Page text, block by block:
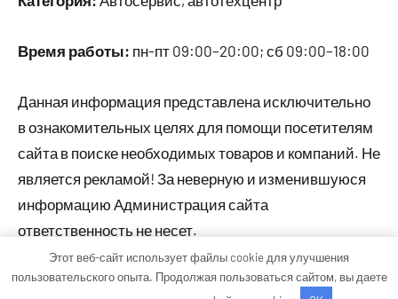
Время работы: пн-пт 09:00–20:00; сб 09:00–18:00
Данная информация представлена исключительно
в ознакомительных целях для помощи посетителям
сайта в поиске необходимых товаров и компаний. Не
является рекламой! За неверную и изменившуюся
информацию Администрация сайта
ответственность не несет.
Этот веб-сайт использует файлы cookie для улучшения
пользовательского опыта. Продолжая пользоваться сайтом, вы даете